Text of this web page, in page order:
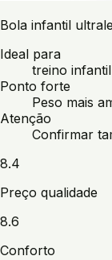
Bola infantil
Ideal para
treino
Ponto forte
Peso mais
Atenção
Confirmar
8.4
Preço qualidade
8.6
Conforto